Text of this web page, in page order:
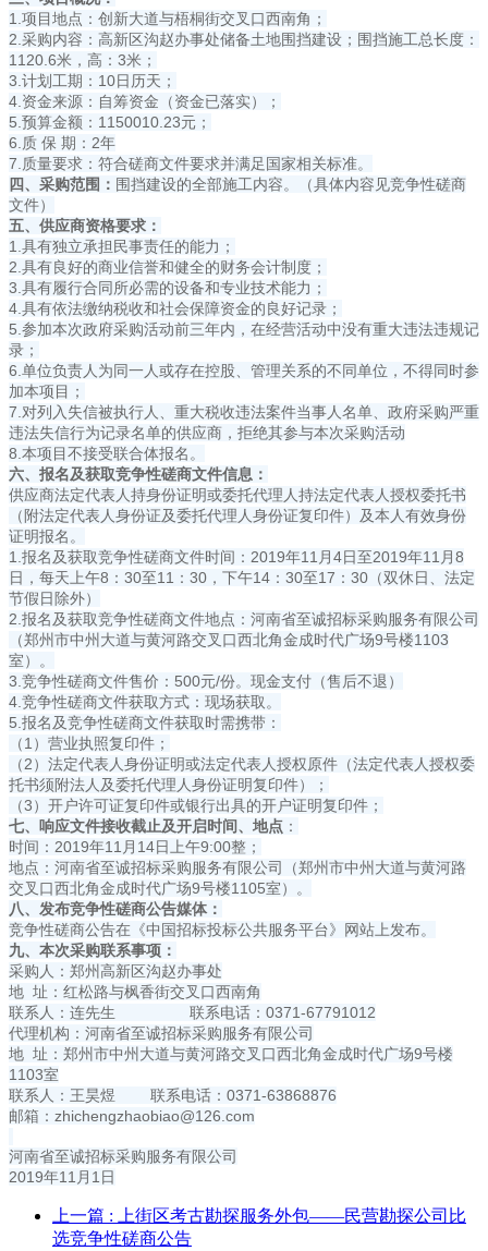
1.项目地点：创新大道与梧桐街交叉口西南角；
2.采购内容：高新区沟赵办事处储备土地围挡建设；围挡施工总长度：
1120.6米，高：3米；
3.计划工期：10日历天；
4.资金来源：自筹资金（资金已落实）；
5.预算金额：1150010.23元；
6.质 保 期：2年
7.质量要求：符合磋商文件要求并满足国家相关标准。
四、采购范围： 围挡建设的全部施工内容。（具体内容见竞争性磋商
文件）
五、供应商资格要求：
1.具有独立承担民事责任的能力；
2.具有良好的商业信誉和健全的财务会计制度；
3.具有履行合同所必需的设备和专业技术能力；
4.具有依法缴纳税收和社会保障资金的良好记录；
5.参加本次政府采购活动前三年内，在经营活动中没有重大违法违规记
录；
6.单位负责人为同一人或存在控股、管理关系的不同单位，不得同时参
加本项目；
7.对列入失信被执行人、重大税收违法案件当事人名单、政府采购严重
违法失信行为记录名单的供应商，拒绝其参与本次采购活动
8.本项目不接受联合体报名。
六、 报名及获取竞争性磋商文件信息 ：
供应商法定代表人持身份证明或委托代理人持法定代表人授权委托书
（附法定代表人身份证及委托代理人身份证复印件）及本人有效身份
证明报名。
1.报名及获取竞争性磋商文件时间：2019年11月4日至2019年11月8
日，每天上午8：30至11：30，下午14：30至17：30（双休日、法定
节假日除外）
2.报名及获取竞争性磋商文件地点：河南省至诚招标采购服务有限公司
（郑州市中州大道与黄河路交叉口西北角金成时代广场9号楼1103
室）。
3.竞争性磋商文件售价：500元/份。现金支付（售后不退）
4.竞争性磋商文件获取方式：现场获取。
5.报名及竞争性磋商文件获取时需携带：
（1）营业执照复印件；
（2）法定代表人身份证明或法定代表人授权原件（法定代表人授权委
托书须附法人及委托代理人身份证明复印件）；
（3）开户许可证复印件或银行出具的开户证明复印件；
七、响应文件接收截止及开启时间、地点 ：
时间：2019年11月14日上午9:00整；
地点：河南省至诚招标采购服务有限公司（郑州市中州大道与黄河路
交叉口西北角金成时代广场9号楼1105室）。
八、发布竞争性磋商公告媒体：
竞争性磋商公告在《中国招标投标公共服务平台》网站上发布。
九、本次采购联系事项：
采购人：郑州高新区沟赵办事处
地 址：红松路与枫香街交叉口西南角
联系人：连先生 联系电话：0371-67791012
代理机构：河南省至诚招标采购服务有限公司
地 址：郑州市中州大道与黄河路交叉口西北角金成时代广场9号楼
1103室
联系人：王昊煜 联系电话：0371-63868876
邮箱： zhichengzhaobiao@126.com
河南省至诚招标采购服务有限公司
2019年11月1日
上一篇 : 上街区考古勘探服务外包——民营勘探公司比
选竞争性磋商公告